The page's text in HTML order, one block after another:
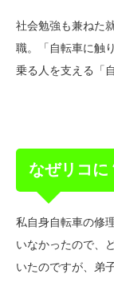
社会勉強も兼ねた
職。「自転車に触
乗る人を支える「
なぜリコに
私自身自転車の修
いなかったので、
いたのですが、弟